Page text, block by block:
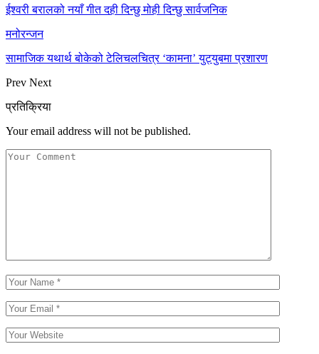
ईश्वरी बरालको नयाँ गीत दही दिन्छु मोही दिन्छु सार्वजनिक
मनोरन्जन
सामाजिक यथार्थ बोकेको टेलिचलचित्र ‘कामना’ युट्युबमा प्रशारण
Prev Next
प्रतिक्रिया
Your email address will not be published.